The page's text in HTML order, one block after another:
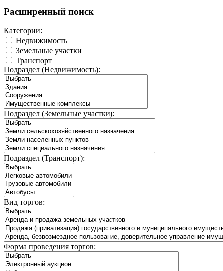
Расширенный поиск
Категории:
Недвижимость
Земельные участки
Транспорт
Подраздел (Недвижимость):
Подраздел (Земельные участки):
Подраздел (Транспорт):
Вид торгов:
Форма проведения торгов: